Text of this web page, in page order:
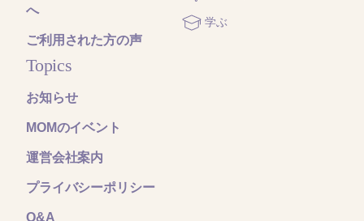
へ
ご利用された方の声
学ぶ
Topics
お知らせ
MOMのイベント
運営会社案内
プライバシーポリシー
Q&A